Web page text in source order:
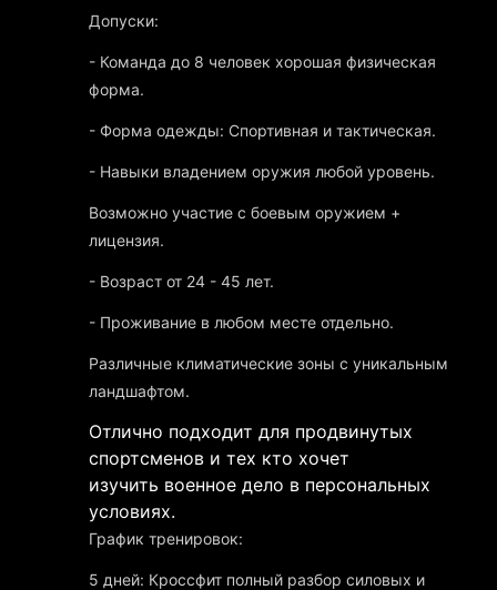
Допуски:
- Команда до 8 человек хорошая физическая
форма.
- Форма одежды: Спортивная и тактическая.
- Навыки владением оружия любой уровень.
Возможно участие с боевым оружием +
лицензия.
- Возраст от 24 - 45 лет.
- Проживание в любом месте отдельно.
Различные климатические зоны с уникальным
ландшафтом.
Отлично подходит для продвинутых
спортсменов и тех кто хочет
изучить военное дело в персональных
условиях.
График тренировок:
5 дней: Кроссфит полный разбор силовых и